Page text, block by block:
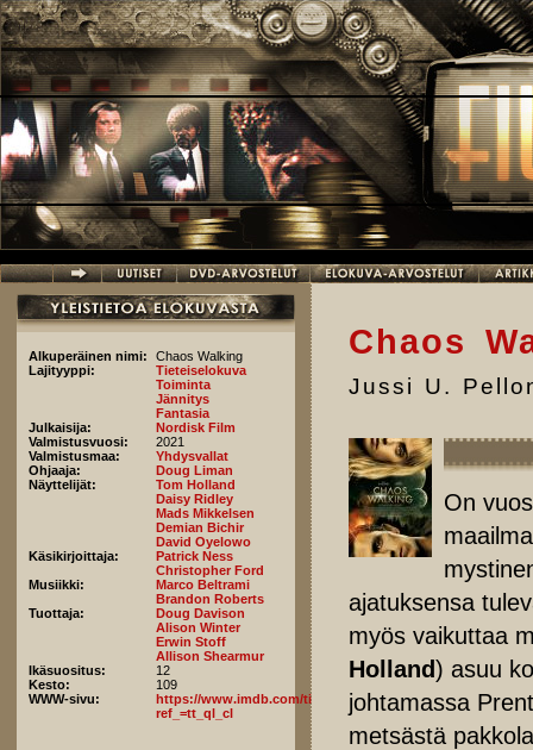
Hyppää pääsisältöön
Alkuperäinen nimi:
Chaos Walking
Lajityyppi:
Tieteiselokuva
Toiminta
Jännitys
Fantasia
Julkaisija:
Nordisk Film
Valmistusvuosi:
2021
Valmistusmaa:
Yhdysvallat
Ohjaaja:
Doug Liman
Näyttelijät:
Tom Holland
Daisy Ridley
Mads Mikkelsen
Demian Bichir
David Oyelowo
Käsikirjoittaja:
Patrick Ness
Christopher Ford
Musiikki:
Marco Beltrami
Brandon Roberts
Tuottaja:
Doug Davison
Alison Winter
Erwin Stoff
Allison Shearmur
Ikäsuositus:
12
Kesto:
109
WWW-sivu:
https://www.imdb.com/title/tt2076822/fullcredits/?
ref_=tt_ql_cl
Chaos
Jussi U.
On
ajatuksensa
myös vaikuttaa
Holland) asuu
johtamassa
metsästä